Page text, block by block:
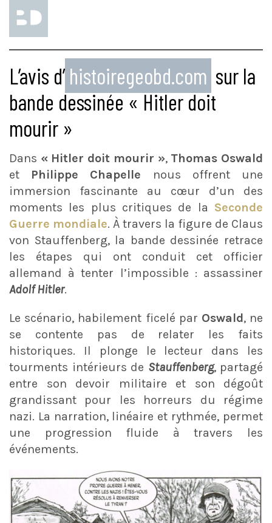
L’avis d’ histoiregeobd.com sur la
bande dessinée « Hitler doit
mourir »
Dans « Hitler doit mourir », Thomas Oswald
et Philippe Chapelle nous offrent une
immersion fascinante au cœur d’un des
moments les plus critiques de la Seconde
Guerre mondiale. À travers la figure de Claus
von Stauffenberg, la bande dessinée retrace
les étapes qui ont conduit cet officier
allemand à tenter l’impossible : assassiner
Adolf Hitler.
Le scénario, habilement ficelé par Oswald, ne
se contente pas de relater les faits
historiques. Il plonge le lecteur dans les
tourments intérieurs de Stauffenberg, partagé
entre son devoir militaire et son dégoût
grandissant pour les horreurs du régime
nazi. La narration, linéaire et rythmée, permet
une progression fluide à travers les
événements.